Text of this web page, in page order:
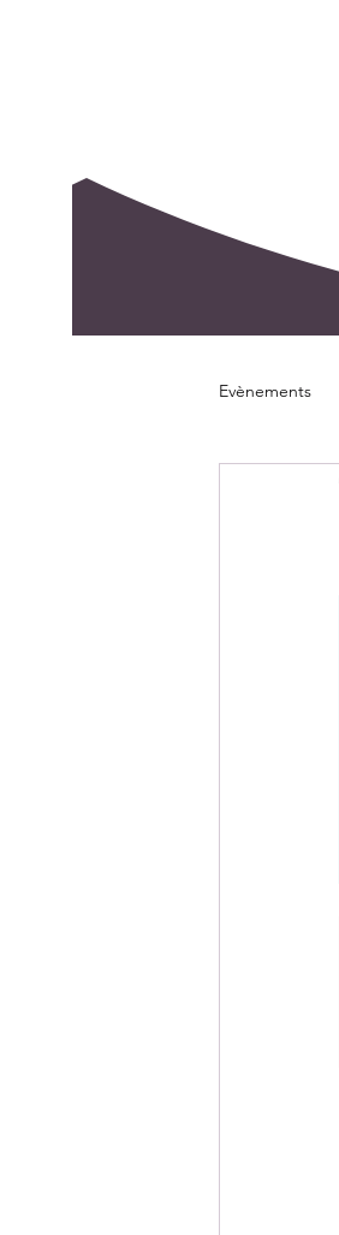
Evènements